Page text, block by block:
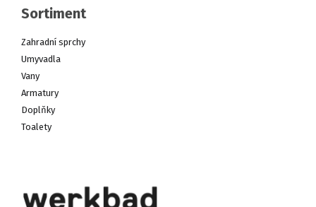
Sortiment
Zahradní sprchy
Umyvadla
Vany
Armatury
Doplňky
Toalety